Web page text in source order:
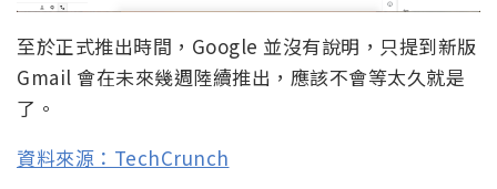
至於正式推出時間，Google 並沒有說明，只提到新版
Gmail 會在未來幾週陸續推出，應該不會等太久就是
了。
資料來源：TechCrunch